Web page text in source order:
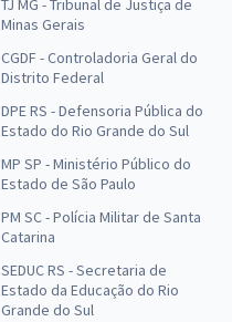
TJ MG - Tribunal de Justiça de
Minas Gerais
CGDF - Controladoria Geral do
Distrito Federal
DPE RS - Defensoria Pública do
Estado do Rio Grande do Sul
MP SP - Ministério Público do
Estado de São Paulo
PM SC - Polícia Militar de Santa
Catarina
SEDUC RS - Secretaria de
Estado da Educação do Rio
Grande do Sul